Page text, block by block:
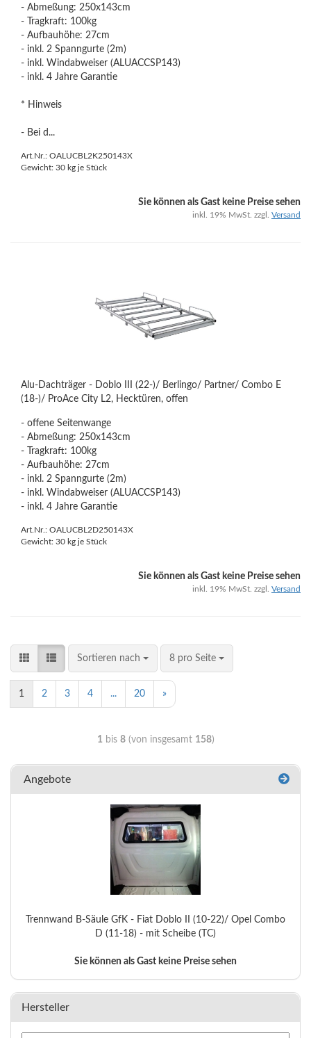
- Abmeßung: 250x143cm
- Tragkraft: 100kg
- Aufbauhöhe: 27cm
- inkl. 2 Spanngurte (2m)
- inkl. Windabweiser (ALUACCSP143)
- inkl. 4 Jahre Garantie
* Hinweis
- Bei d...
Art.Nr.: OALUCBL2K250143X
Gewicht: 30 kg je Stück
Sie können als Gast keine Preise sehen
inkl. 19% MwSt. zzgl. Versand
Alu-Dachträger - Doblo III (22-)/ Berlingo/ Partner/ Combo E
(18-)/ ProAce City L2, Hecktüren, offen
- offene Seitenwange
- Abmeßung: 250x143cm
- Tragkraft: 100kg
- Aufbauhöhe: 27cm
- inkl. 2 Spanngurte (2m)
- inkl. Windabweiser (ALUACCSP143)
- inkl. 4 Jahre Garantie
Art.Nr.: OALUCBL2D250143X
Gewicht: 30 kg je Stück
Sie können als Gast keine Preise sehen
inkl. 19% MwSt. zzgl. Versand
Sortieren nach 8 pro Seite
1 2 3 4 ... 20 »
1bis 8(von insgesamt 158)
Angebote
Trennwand B-Säule GfK - Fiat Doblo II (10-22)/ Opel Combo
D (11-18) - mit Scheibe (TC)
Sie können als Gast keine Preise sehen
Hersteller